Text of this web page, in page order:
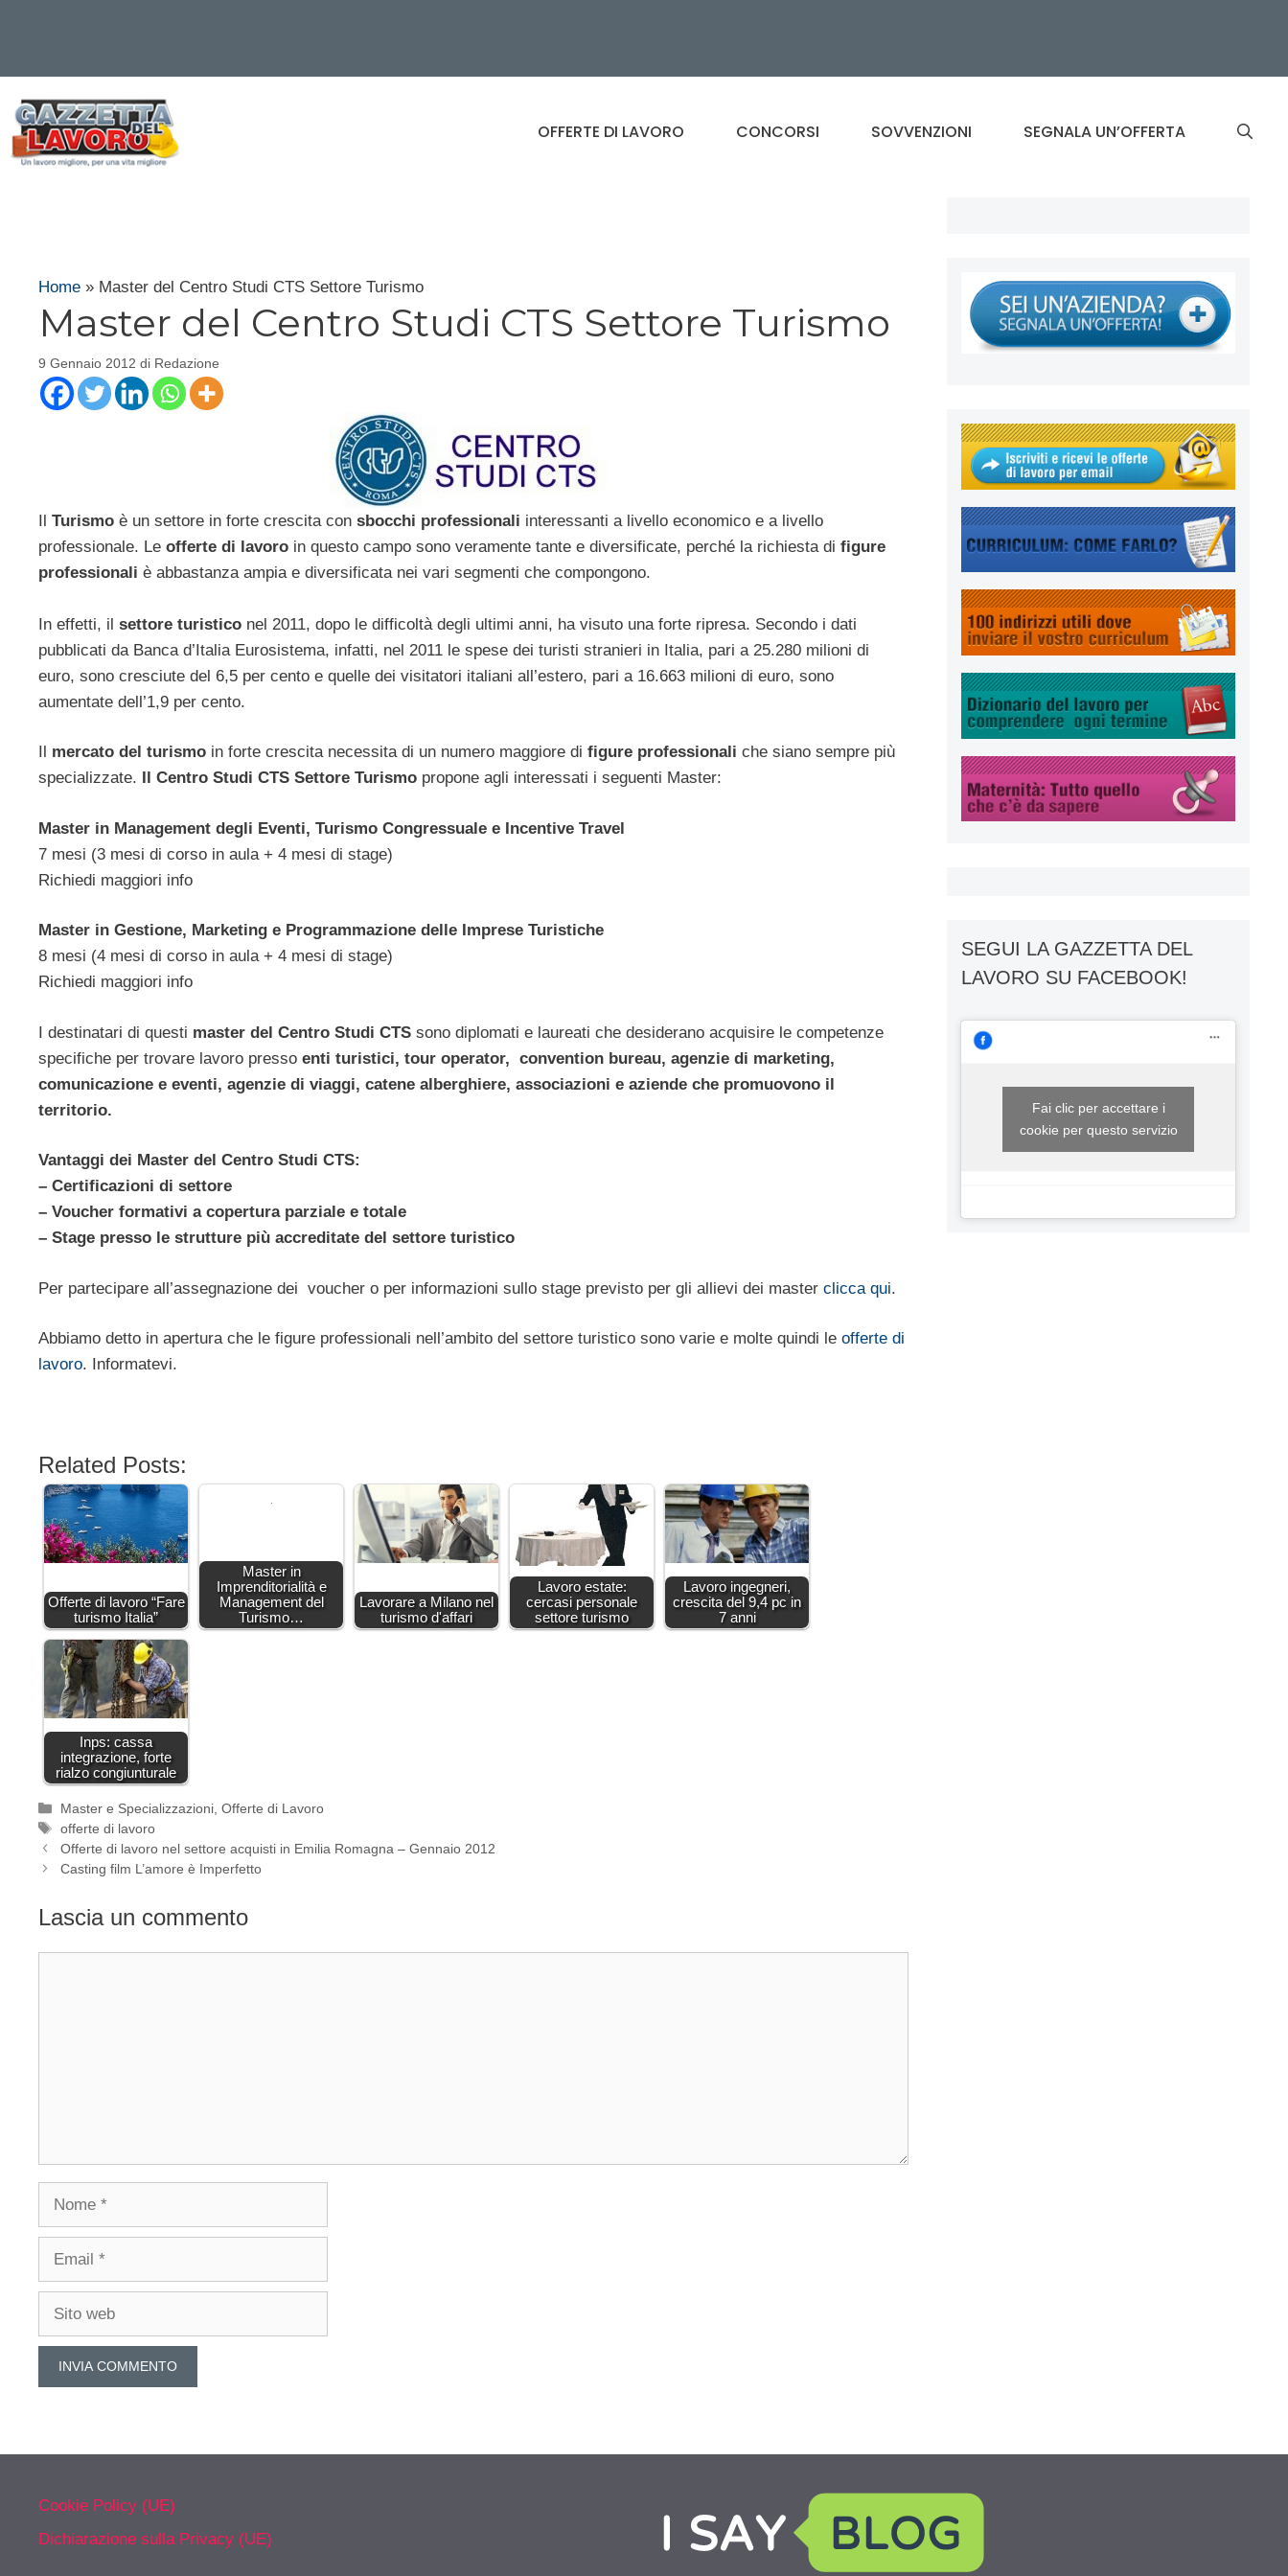
contenuto
OFFERTE DI LAVORO CONCORSI SOVVENZIONI SEGNALA UN’OFFERTA
Home » Master del Centro Studi CTS Settore Turismo
Master del Centro Studi CTS Settore Turismo
9 Gennaio 2012 di Redazione
Il Turismo è un settore in forte crescita con sbocchi professionali interessanti a livello economico e a livello
professionale. Le offerte di lavoro in questo campo sono veramente tante e diversificate, perché la richiesta di figure
professionali è abbastanza ampia e diversificata nei vari segmenti che compongono.
In effetti, il settore turistico nel 2011, dopo le difficoltà degli ultimi anni, ha visuto una forte ripresa. Secondo i dati
pubblicati da Banca d’Italia Eurosistema, infatti, nel 2011 le spese dei turisti stranieri in Italia, pari a 25.280 milioni di
euro, sono cresciute del 6,5 per cento e quelle dei visitatori italiani all’estero, pari a 16.663 milioni di euro, sono
aumentate dell’1,9 per cento.
Il mercato del turismo in forte crescita necessita di un numero maggiore di figure professionali che siano sempre più
specializzate. Il Centro Studi CTS Settore Turismo propone agli interessati i seguenti Master:
Master in Management degli Eventi, Turismo Congressuale e Incentive Travel
7 mesi (3 mesi di corso in aula + 4 mesi di stage)
Richiedi maggiori info
Master in Gestione, Marketing e Programmazione delle Imprese Turistiche
8 mesi (4 mesi di corso in aula + 4 mesi di stage)
Richiedi maggiori info
I destinatari di questi master del Centro Studi CTS sono diplomati e laureati che desiderano acquisire le competenze
specifiche per trovare lavoro presso enti turistici, tour operator, convention bureau, agenzie di marketing,
comunicazione e eventi, agenzie di viaggi, catene alberghiere, associazioni e aziende che promuovono il
territorio.
Vantaggi dei Master del Centro Studi CTS:
– Certificazioni di settore
– Voucher formativi a copertura parziale e totale
– Stage presso le strutture più accreditate del settore turistico
Per partecipare all’assegnazione dei voucher o per informazioni sullo stage previsto per gli allievi dei master clicca qui.
Abbiamo detto in apertura che le figure professionali nell’ambito del settore turistico sono varie e molte quindi le offerte di
lavoro. Informatevi.
Related Posts:
Offerte di lavoro “Fare
turismo Italia”
Master in
Imprenditorialità e
Management del
Turismo…
Lavorare a Milano nel
turismo d'affari
Lavoro estate:
cercasi personale
settore turismo
Lavoro ingegneri,
crescita del 9,4 pc in
7 anni
Inps: cassa
integrazione, forte
rialzo congiunturale
Categorie
Master e Specializzazioni ,Offerte di Lavoro
Tag
offerte di lavoro
Offerte di lavoro nel settore acquisti in Emilia Romagna – Gennaio 2012
Casting film L’amore è Imperfetto
Lascia un commento
SEGUI LA GAZZETTA DEL
LAVORO SU FACEBOOK!
Fai clic per accettare i
cookie per questo servizio
Cookie Policy (UE)
Dichiarazione sulla Privacy (UE)